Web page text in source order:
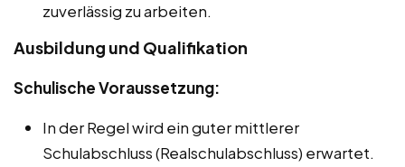
zuverlässig zu arbeiten.
Ausbildung und Qualifikation
Schulische Voraussetzung:
In der Regel wird ein guter mittlerer
Schulabschluss (Realschulabschluss) erwartet.